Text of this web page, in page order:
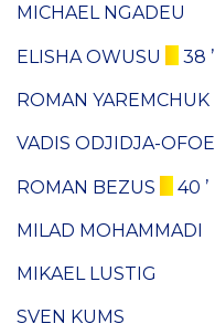
MICHAEL NGADEU
ELISHA OWUSU 38 ’
ROMAN YAREMCHUK
VADIS ODJIDJA-OFOE
ROMAN BEZUS 40 ’
MILAD MOHAMMADI
MIKAEL LUSTIG
SVEN KUMS